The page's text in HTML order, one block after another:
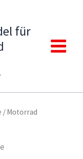
für
Main
/ Motorrad